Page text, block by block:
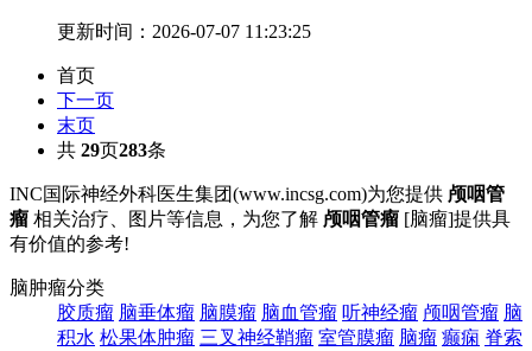
更新时间：2026-07-07 11:23:25
首页
下一页
末页
共 29页283条
INC国际神经外科医生集团(www.incsg.com)为您提供 颅咽管
瘤 相关治疗、图片等信息，为您了解 颅咽管瘤 [脑瘤]提供具
有价值的参考!
脑肿瘤分类
胶质瘤 脑垂体瘤 脑膜瘤 脑血管瘤 听神经瘤 颅咽管瘤 脑
积水 松果体肿瘤 三叉神经鞘瘤 室管膜瘤 脑瘤 癫痫 脊索